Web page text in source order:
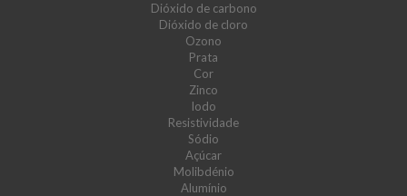
Dióxido de carbono
Dióxido de cloro
Ozono
Prata
Cor
Zinco
Iodo
Resistividade
Sódio
Açúcar
Molibdénio
Alumínio